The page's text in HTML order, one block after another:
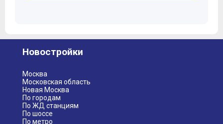
Новостройки
Москва
Московская область
Новая Москва
По городам
По ЖД станциям
По шоссе
По метро